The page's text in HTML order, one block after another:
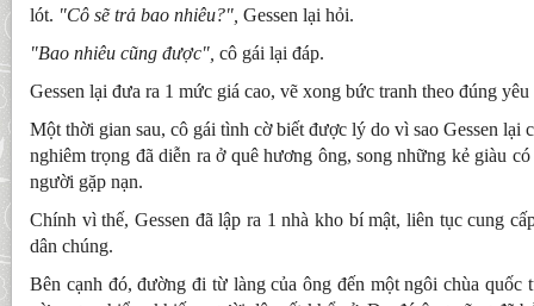
lót. "Cô sẽ trả bao nhiêu?", Gessen lại hỏi.
"Bao nhiêu cũng được", cô gái lại đáp.
Gessen lại đưa ra 1 mức giá cao, vẽ xong bức tranh theo đúng
Một thời gian sau, cô gái tình cờ biết được lý do vì sao Gessen lại
nghiêm trọng đã diễn ra ở quê hương ông, song những kẻ giàu
người gặp nạn.
Chính vì thế, Gessen đã lập ra 1 nhà kho bí mật, liên tục cung
dân chúng.
Bên cạnh đó, đường đi từ làng của ông đến một ngôi chùa quốc